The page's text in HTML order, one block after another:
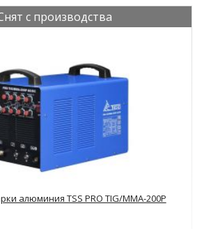
с производства
алюминия TSS PRO TIG/MMA-200P